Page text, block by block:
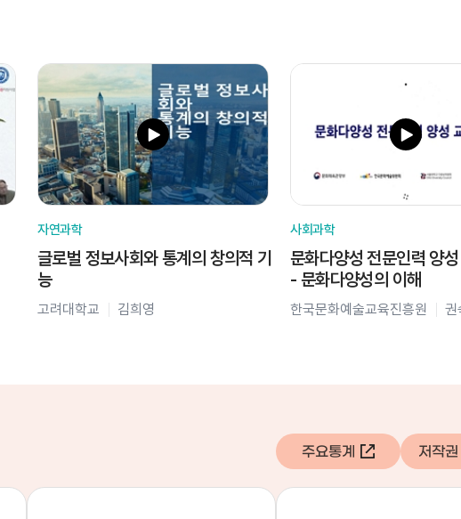
자연과학
글로벌 정보사회와 통계의 창의적 기
능
고려대학교 김희영
사회과학
문화다양성 전문인력 양
- 문화다양성의 이해
한국문화예술교육진흥원 권
주요통계 저작